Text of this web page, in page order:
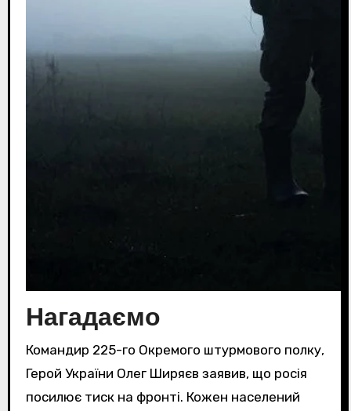
Нагадаємо
Командир 225-го Окремого штурмового полку,
Герой України Олег Ширяєв заявив, що росія
посилює тиск на фронті. Кожен населений